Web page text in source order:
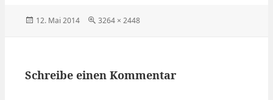
Veröffentlicht
12. Mai 2014
Volle
3264 × 2448
Schreibe einen Kommentar